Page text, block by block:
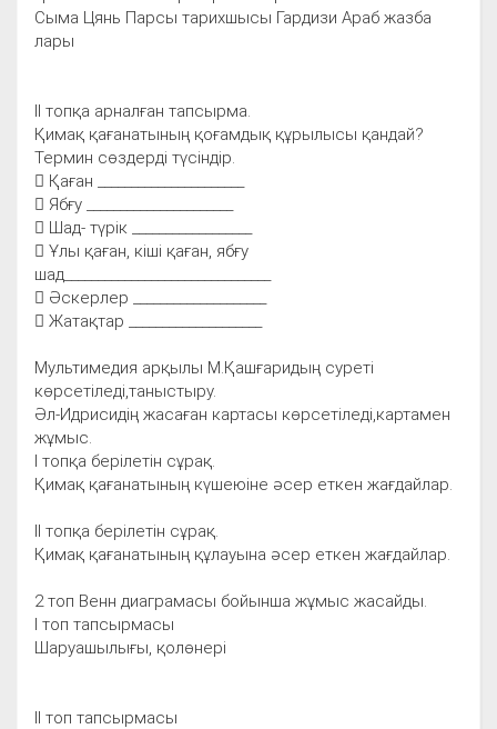
Сыма Цянь Парсы тарихшысы Гардизи Араб жазба
лары
ІІ топқа арналған тапсырма.
Қимақ қағанатының қоғамдық құрылысы қандай?
Термин сөздерді түсіндір.
 Қаған ______________________
 Ябғу ______________________
 Шад- түрік __________________
 Ұлы қаған, кіші қаған, ябғу
шад_______________________________
 Әскерлер ____________________
 Жатақтар ____________________
Мультимедия арқылы М.Қашғаридың суреті
көрсетіледі,таныстыру.
Әл-Идрисидің жасаған картасы көрсетіледі,картамен
жұмыс.
І топқа берілетін сұрақ.
Қимақ қағанатының күшеюіне әсер еткен жағдайлар.
ІІ топқа берілетін сұрақ.
Қимақ қағанатының құлауына әсер еткен жағдайлар.
2 топ Венн диаграмасы бойынша жұмыс жасайды.
І топ тапсырмасы
Шаруашылығы, қолөнері
ІІ топ тапсырмасы